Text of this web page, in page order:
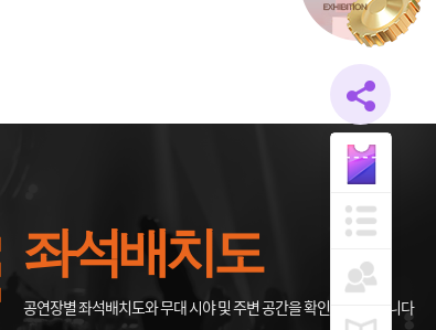
좌석배치도
공연장별 좌석배치도와 무대 시야 및 주변 공간을 확인할 수 있습니다